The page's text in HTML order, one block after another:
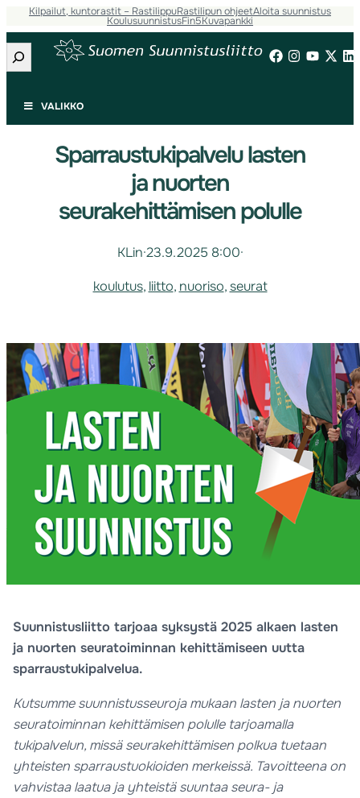
Kilpailut, kuntorastit – RastilippuRastilipun ohjeetAloita suunnistus
KoulusuunnistusFin5Kuvapankki
Etsi
VALIKKO
Sparraustukipalvelu lasten
ja nuorten
seurakehittämisen polulle
KLin·23.9.2025 8:00·
koulutus, liitto, nuoriso, seurat
Suunnistusliitto tarjoaa syksystä 2025 alkaen lasten
ja nuorten seuratoiminnan kehittämiseen uutta
sparraustukipalvelua.
Kutsumme suunnistusseuroja mukaan lasten ja nuorten
seuratoiminnan kehittämisen polulle tarjoamalla
tukipalvelun, missä seurakehittämisen polkua tuetaan
yhteisten sparraustuokioiden merkeissä. Tavoitteena on
vahvistaa laatua ja yhteistä suuntaa seura- ja